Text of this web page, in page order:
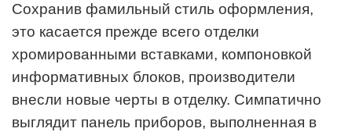
Сохранив фамильный стиль оформления,
это касается прежде всего отделки
хромированными вставками, компоновкой
информативных блоков, производители
внесли новые черты в отделку. Симпатично
выглядит панель приборов, выполненная в